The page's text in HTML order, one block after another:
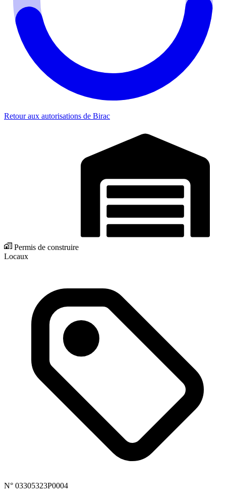
Retour aux autorisations de Birac
Permis de construire
Locaux
N° 03305323P0004